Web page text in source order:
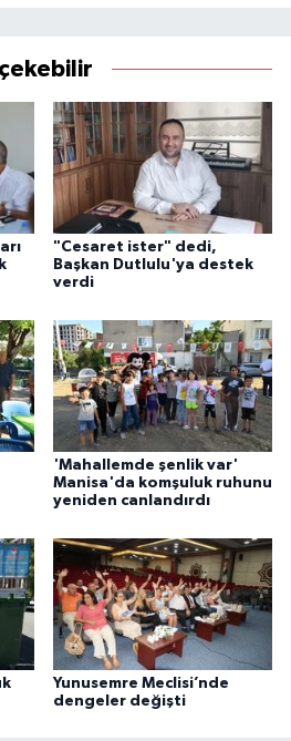
"Cesaret ister" dedi,
Başkan Dutlulu'ya destek
verdi
'Mahallemde şenlik var'
Manisa'da komşuluk ruhunu
yeniden canlandırdı
Yunusemre Meclisi’nde
dengeler değişti